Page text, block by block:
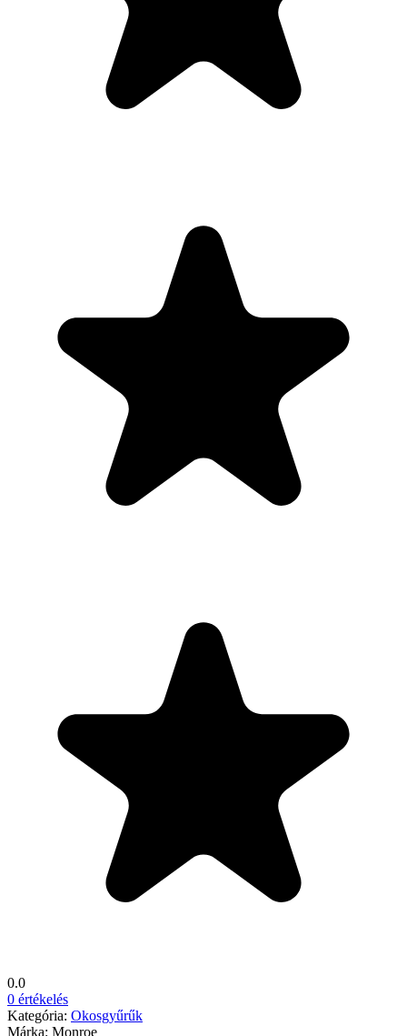
0.0
0 értékelés
Kategória: Okosgyűrűk
Márka: Monroe